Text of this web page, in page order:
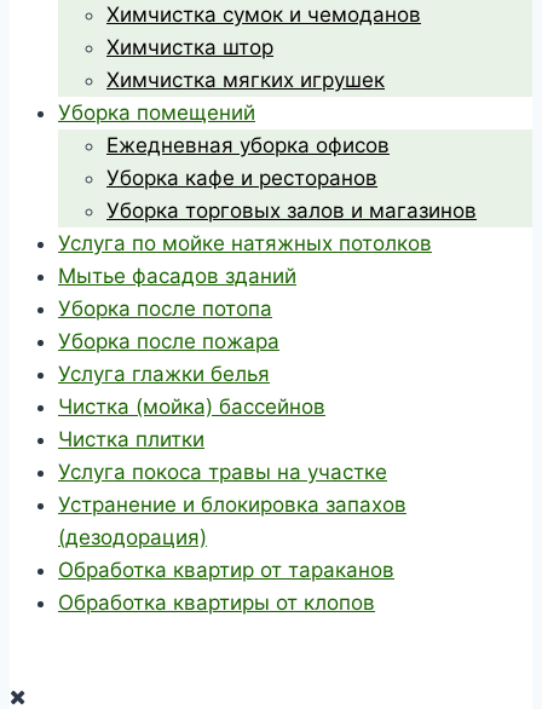
Химчистка сумок и чемоданов
Химчистка штор
Химчистка мягких игрушек
Уборка помещений
Ежедневная уборка офисов
Уборка кафе и ресторанов
Уборка торговых залов и магазинов
Услуга по мойке натяжных потолков
Мытье фасадов зданий
Уборка после потопа
Уборка после пожара
Услуга глажки белья
Чистка (мойка) бассейнов
Чистка плитки
Услуга покоса травы на участке
Устранение и блокировка запахов
(дезодорация)
Обработка квартир от тараканов
Обработка квартиры от клопов